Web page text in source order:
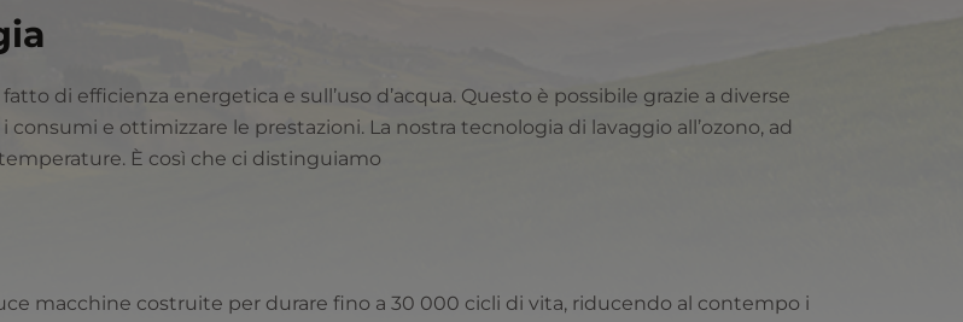
di efficienza energetica e sull’uso d’acqua. Questo è possibile grazie a diverse
e ottimizzare le prestazioni. La nostra tecnologia di lavaggio all’ozono, ad
È così che ci distinguiamo
macchine costruite per durare fino a 30 000 cicli di vita, riducendo al contempo i